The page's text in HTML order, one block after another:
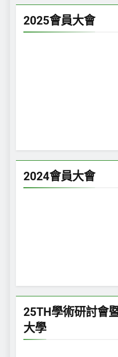
2025會員大會
2024會員大會
25TH學術研討會
大學